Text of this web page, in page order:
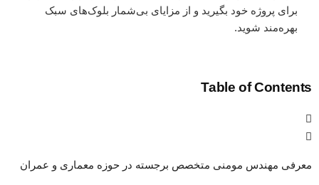
برای پروژه خود بگیرید و از مزایای بی‌شمار بلوک‌های سبک
بهره‌مند شوید.
Table of Contents
معرفی مهندس مومنی متخصص برجسته در حوزه معماری و عمران